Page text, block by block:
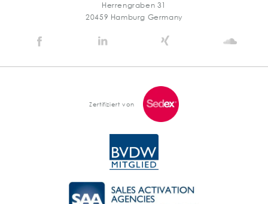
Herrengraben 31
20459 Hamburg Germany
@
@
@
Stein
@
Zertifiziert von